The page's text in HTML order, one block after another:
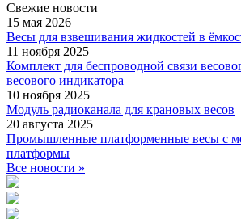
Свежие новости
15 мая 2026
Весы для взвешивания жидкостей в
11 ноября 2025
Комплект для беспроводной связи
весового индикатора
10 ноября 2025
Модуль радиоканала для крановых весов
20 августа 2025
Промышленные платформенные весы с
платформы
Все новости »